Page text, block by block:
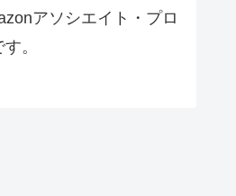
アソシエイト・プロ
。